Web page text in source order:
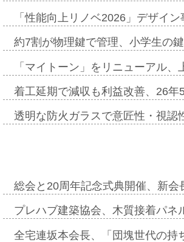
「性能向上リノベ2026」デザイ
約7割が物理鍵で管理、小学生の
「マイトーン」をリニューアル
着工延期で減収も利益改善、26
透明な防火ガラスで意匠性・視
総会と20周年記念式典開催、新
プレハブ建築協会、木質接着パ
全宅連坂本会長、「団塊世代の